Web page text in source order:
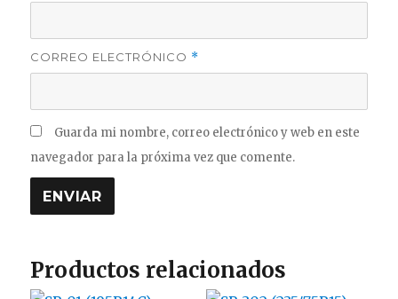
CORREO ELECTRÓNICO *
Guarda mi nombre, correo electrónico y web en este
navegador para la próxima vez que comente.
Productos relacionados